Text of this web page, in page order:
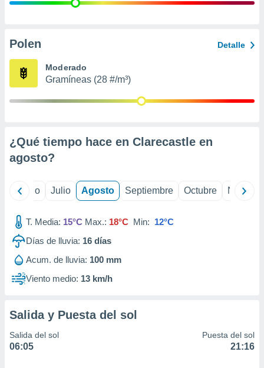
publicidad
de
Polen Detalle
Moderado
Gramíneas (28 #/m³)
¿Qué tiempo hace en Clarecastle en
agosto?
Junio Julio Agosto Septiembre Octubre
T. Media: 15°C Max.: 18°C Min: 12°C
Días de lluvia: 16 días
Acum. de lluvia: 100 mm
Viento medio: 13 km/h
Salida y Puesta del sol
Salida del sol
06:05
Puesta del sol
21:16